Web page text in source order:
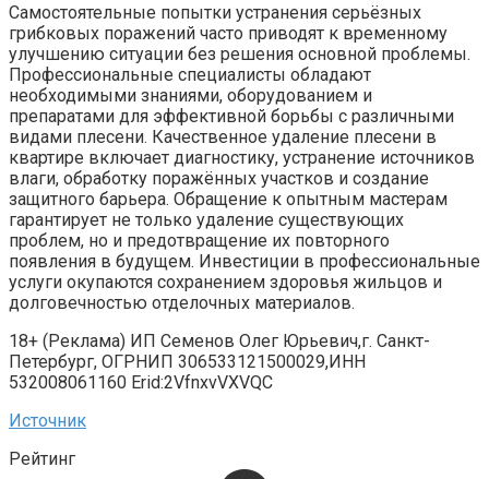
Самостоятельные попытки устранения серьёзных
грибковых поражений часто приводят к временному
улучшению ситуации без решения основной проблемы.
Профессиональные специалисты обладают
необходимыми знаниями, оборудованием и
препаратами для эффективной борьбы с различными
видами плесени. Качественное удаление плесени в
квартире включает диагностику, устранение источников
влаги, обработку поражённых участков и создание
защитного барьера. Обращение к опытным мастерам
гарантирует не только удаление существующих
проблем, но и предотвращение их повторного
появления в будущем. Инвестиции в профессиональные
услуги окупаются сохранением здоровья жильцов и
долговечностью отделочных материалов.
18+ (Реклама) ИП Семенов Олег Юрьевич,г. Санкт-
Петербург, ОГРНИП 306533121500029,ИНН
532008061160 Erid:2VfnxvVXVQC
Источник
Рейтинг